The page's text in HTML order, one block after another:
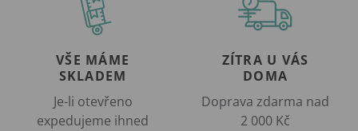
VŠE MÁME
SKLADEM
Je-li otevřeno
expedujeme ihned
ZÍTRA U VÁS
DOMA
Doprava zdarma nad
2 000 Kč